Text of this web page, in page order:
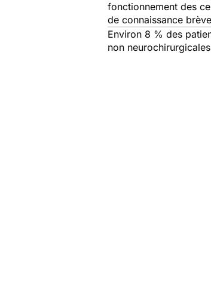
fonctionnement des
de connaissance
Environ 8 % des
non